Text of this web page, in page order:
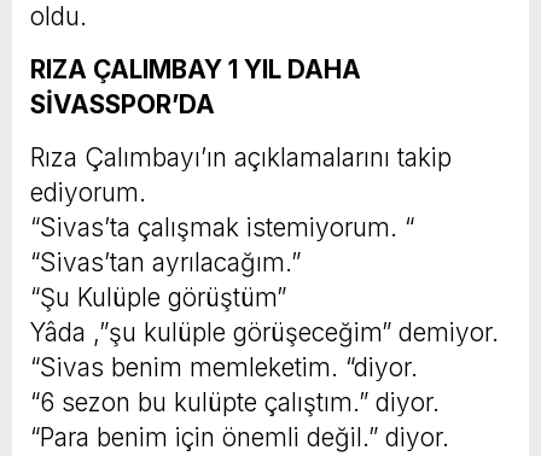
oldu.
RIZA ÇALIMBAY 1 YIL DAHA
SİVASSPOR’DA
Rıza Çalımbayı’ın açıklamalarını takip
ediyorum.
“Sivas’ta çalışmak istemiyorum. “
“Sivas’tan ayrılacağım.”
“Şu Kulüple görüştüm”
Yâda ,”şu kulüple görüşeceğim” demiyor.
“Sivas benim memleketim. “diyor.
“6 sezon bu kulüpte çalıştım.” diyor.
“Para benim için önemli değil.” diyor.